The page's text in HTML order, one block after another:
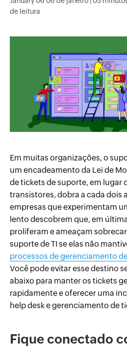
de leitura
Em muitas organizações, o
um encadeamento da Lei de
de tickets de suporte, em lugar
transistores, dobra a cada dois
empresas que experimentam
lento descobrem que, em
proliferam e ameaçam
suporte de TI se elas não
processos de gerenciamento
Você pode evitar esse destino
abaixo para manter os tickets
rapidamente e oferecer uma
help desk e gerenciamento de
Fique conectado